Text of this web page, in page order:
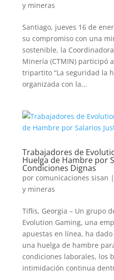
y mineras
Santiago, jueves 16 de
su compromiso con una
sostenible, la
Minería (CTMIN) participó
tripartito “La seguridad la
organizada con la...
Trabajadores de
Huelga de Hambre por
Condiciones Dignas
por comunicaciones sisan |
y mineras
Tiflis, Georgia – Un grupo
Evolution Gaming, una
apuestas en línea, ha
una huelga de hambre
condiciones laborales, los
intimidación continua